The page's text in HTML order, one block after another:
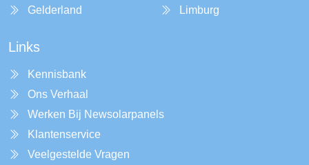
Gelderland
Limburg
Links
Kennisbank
Ons Verhaal
Werken Bij Newsolarpanels
Klantenservice
Veelgestelde Vragen